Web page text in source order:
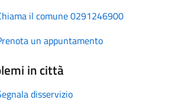
il comune 0291246900
un appuntamento
in città
disservizio